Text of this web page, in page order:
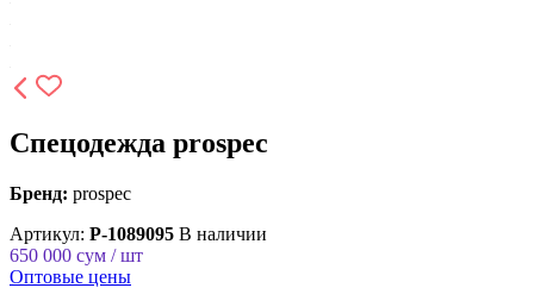
Спецодежда prospeс
Бренд: prospec
Артикул: P-1089095 В наличии
650 000 сум / шт
Оптовые цены